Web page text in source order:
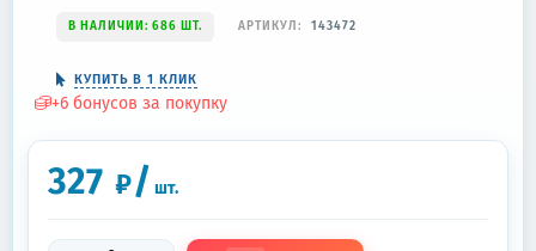
В НАЛИЧИИ: 686 ШТ. АРТИКУЛ: 143472
КУПИТЬ В 1 КЛИК
+6 бонусов за покупку
327 ₽/ шт.